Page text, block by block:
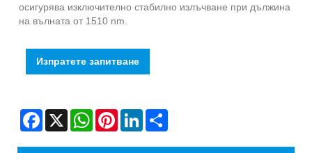
осигурява изключително стабилно излъчване при дължина
на вълната от 1510 nm.
Изпратете запитване
Facebook
X WhatsAppPinterestLinkedIn